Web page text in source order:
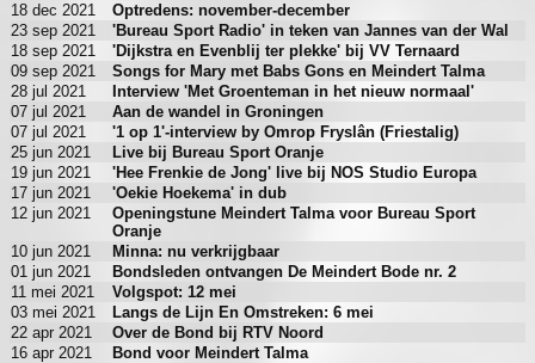
18 dec 2021
Optredens: november-december
23 sep 2021
'Bureau Sport Radio' in teken van Jannes van der Wal
18 sep 2021
'Dijkstra en Evenblij ter plekke' bij VV Ternaard
09 sep 2021
Songs for Mary met Babs Gons en Meindert Talma
28 jul 2021
Interview 'Met Groenteman in het nieuw normaal'
07 jul 2021
Aan de wandel in Groningen
07 jul 2021
'1 op 1'-interview by Omrop Fryslân (Friestalig)
25 jun 2021
Live bij Bureau Sport Oranje
19 jun 2021
'Hee Frenkie de Jong' live bij NOS Studio Europa
17 jun 2021
'Oekie Hoekema' in dub
12 jun 2021
Openingstune Meindert Talma voor Bureau Sport
Oranje
10 jun 2021
Minna: nu verkrijgbaar
01 jun 2021
Bondsleden ontvangen De Meindert Bode nr. 2
11 mei 2021
Volgspot: 12 mei
03 mei 2021
Langs de Lijn En Omstreken: 6 mei
22 apr 2021
Over de Bond bij RTV Noord
16 apr 2021
Bond voor Meindert Talma